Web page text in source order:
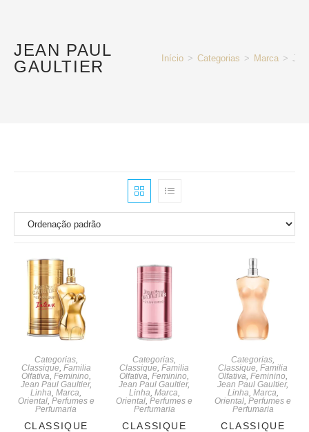
JEAN PAUL
GAULTIER
Início > Categorias > Marca >
Categorias,
Classique Familia
Olfativa Feminino,
Jean Paul Gaultier,
Linha ,Marca
Oriental, Perfumes e
Perfumaria
CLASSIQUE
Categorias
Classique ,Familia
Olfativa ,Feminino
Jean Paul Gaultier,
Linha Marca
Oriental ,Perfumes e
Perfumaria
CLASSIQUE
Categorias
Classique ,Familia
Olfativa ,Feminino
Jean Paul Gaultier,
Linha Marca
Oriental ,Perfumes e
Perfumaria
CLASSIQUE